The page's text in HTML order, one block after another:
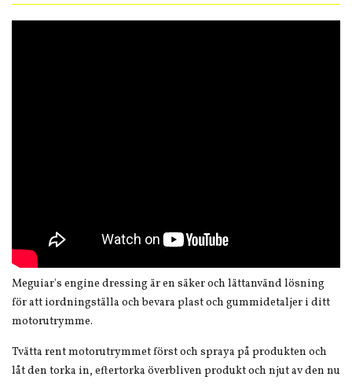
Meguiar's engine dressing är en säker och lättanvänd lösning
för att iordningställa och bevara plast och gummidetaljer i ditt
motorutrymme.
Tvätta rent motorutrymmet först och spraya på produkten och
låt den torka in, eftertorka överbliven produkt och njut av den nu